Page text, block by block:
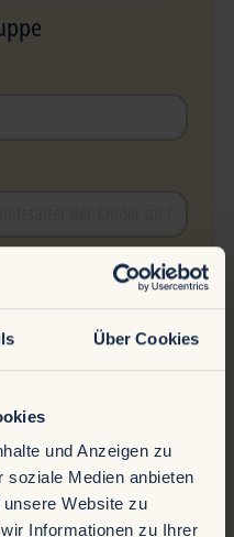
Über Cookies
und Anzeigen zu
soziale Medien anbieten
Website zu
Informationen zu Ihrer